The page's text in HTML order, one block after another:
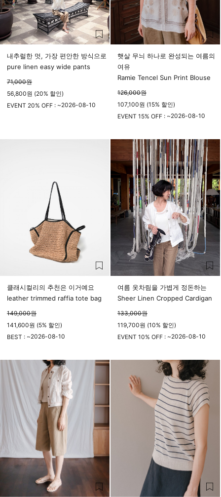
내추럴한 멋, 가장 편안한 방식으로
pure linen easy wide pants
71,000원
56,800원 (20% 할인)
EVENT 20% OFF : ~2026-08-10
햇살 무늬 하나로 완성되는 여름의
여유
Ramie Tencel Sun Print Blouse
126,000원
107,100원 (15% 할인)
EVENT 15% OFF : ~2026-08-10
클래시컬리의 추천은 이거예요
leather trimmed raffia tote bag
149,000원
141,600원 (5% 할인)
BEST : ~2026-08-10
여름 옷차림을 가볍게 정돈하는
Sheer Linen Cropped Cardigan
133,000원
119,700원 (10% 할인)
EVENT 10% OFF : ~2026-08-10